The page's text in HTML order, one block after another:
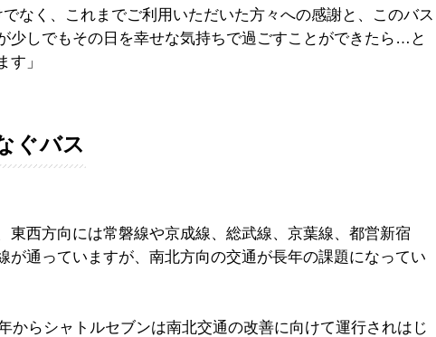
でなく、これまでご利用いただいた方々への感謝と、このバス
少しでもその日を幸せな気持ちで過ごすことができたら…と
す」
ぐバス
東西方向には常磐線や京成線、総武線、京葉線、都営新宿
が通っていますが、南北方向の交通が長年の課題になってい
からシャトルセブンは南北交通の改善に向けて運行されはじ